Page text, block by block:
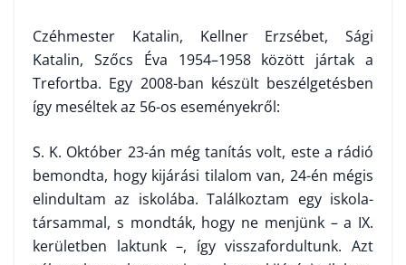
Czéhmester Katalin, Kellner Erzsébet, Sági
Katalin, Szőcs Éva 1954–1958 között jártak a
Trefortba. Egy 2008-ban készült beszélgetésben
így meséltek az 56-os eseményekről:
S. K. Október 23-án még tanítás volt, este a rádió
bemondta, hogy kijárási tilalom van, 24-én mégis
elindultam az iskolába. Találkoztam egy iskola­
társammal, s mondták, hogy ne menjünk – a IX.
kerületben laktunk –, így visszafordultunk. Azt